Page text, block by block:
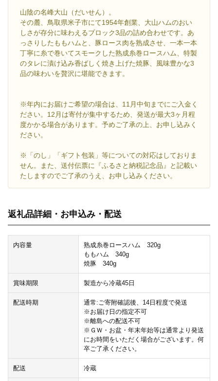
山陰の名峰大山（だいせん）。
その麓、鳥取県米子市にて1954年創業、大山ハムのおい
しさが存分に味わえるブロック3品の詰め合わせです。あ
っさりしたももハムと、豚ロース肉を熟成させ、一本一本
丁寧に糸で巻いてスモークした熟成糸巻ロースハム、特製
のタレに漬け込み香ばしく焼き上げた焼豚、風味豊かな3
品の味わいを贅沢に堪能できます。
※年内にお届けご希望の場合は、11月中旬までにご入金く
ださい。12月は寄付が集中するため、発送が最大3ヶ月程
度かかる場合があります。予めご了承の上、お申し込みく
ださい。
※「のし」「ギフト包装」等についての対応はしておりま
せん。また、送付伝票に『ふるさと納税記念品』と記載い
たしますのでご了承のうえ、お申し込みください。
返礼品詳細・お申込み・配送
内容量
熟成糸巻ロースハム 320g
ももハム 340g
焼豚 340g
賞味期限 製造から冷蔵45日
配送時期
通常:ご寄附確認後、14日程度で発送
※お届け日の指定不可
※離島への配送不可
※ＧＷ・お盆・年末年始等は通常より発送
にお時間をいただく場合がございます。何
卒ご了承ください。
配送 冷蔵